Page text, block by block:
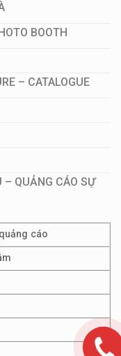
BOOTH
– CATALOGUE
– QUẢNG CÁO SỰ
cáo